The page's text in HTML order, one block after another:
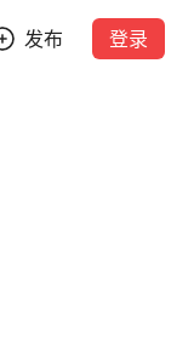
发布 登录